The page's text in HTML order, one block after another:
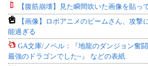
【腹筋崩壊】見た瞬間吹いた画像を貼っ
【画像】ロボアニメのビームさん、攻撃
能過ぎる
GA文庫/ノベル：『地龍のダンジョン奮
最強のドラゴンでした~』 などの表紙